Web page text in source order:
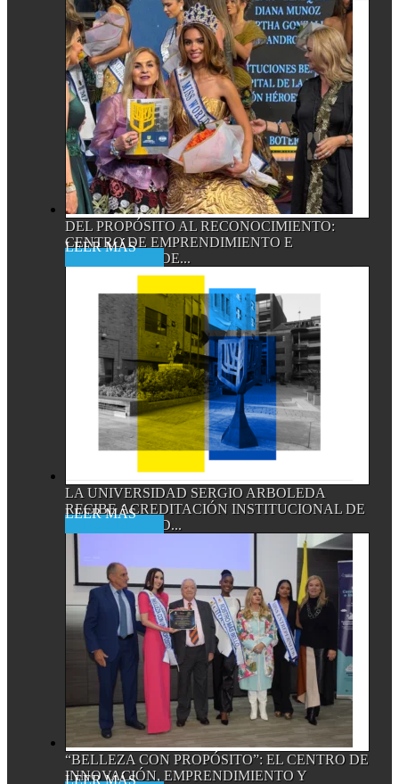
DEL PROPÓSITO AL RECONOCIMIENTO:
CENTRO DE EMPRENDIMIENTO E
INNOVACIÓN DE...
LA UNIVERSIDAD SERGIO ARBOLEDA
RECIBE ACREDITACIÓN INSTITUCIONAL DE
ALTA CALIDAD...
“BELLEZA CON PROPÓSITO”: EL CENTRO DE
INNOVACIÓN, EMPRENDIMIENTO Y